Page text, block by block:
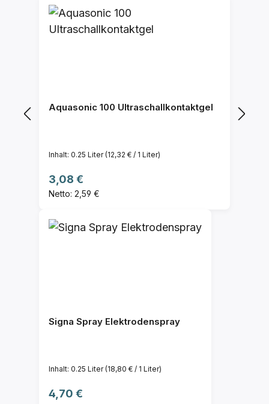
Aquasonic 100 Ultraschallkontaktgel
Inhalt: 0.25 Liter(12,32 € / 1 Liter)
Regulärer Preis:
3,08 €
Netto: 2,59 €
Signa Spray Elektrodenspray
Inhalt: 0.25 Liter(18,80 € / 1 Liter)
Regulärer Preis:
4,70 €